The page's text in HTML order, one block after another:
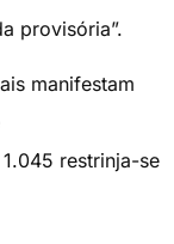
provisória”.
manifestam
restrinja-se